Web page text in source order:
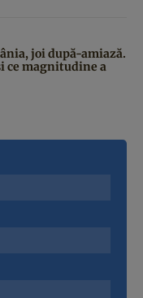
joi după-amiază.
ce magnitudine a